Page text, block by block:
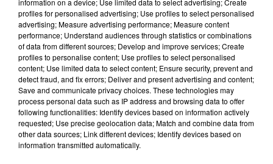
TOUJOURS À L'ARRÊT
Cela fait déjà une semaine que la centrale
nucléaire ardennaise est à l'arrêt. Une situation
justifiée par la sécheresse intense qui est toujours
présente.
LE MAGASIN JOUÉCLUB DE REIMS FERME
information on a device; Use limited data to select advertising; Create
profiles for personalised advertising; Use profiles to select personalised
advertising; Measure advertising performance; Measure content
performance; Understand audiences through statistics or combinations
of data from different sources; Develop and improve services; Create
profiles to personalise content; Use profiles to select personalised
content; Use limited data to select content; Ensure security, prevent and
detect fraud, and fix errors; Deliver and present advertising and content;
Save and communicate privacy choices. These technologies may
process personal data such as IP address and browsing data to offer
following functionalities: Identify devices based on information actively
requested; Use precise geolocation data; Match and combine data from
other data sources; Link different devices; Identify devices based on
information transmitted automatically.